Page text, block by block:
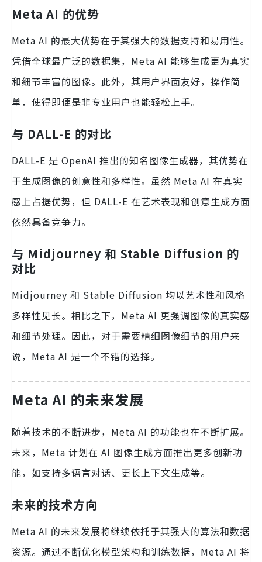
Meta AI 的优势
Meta AI 的最大优势在于其强大的数据支持和易用性。
凭借全球最广泛的数据集，Meta AI 能够生成更为真实
和细节丰富的图像。此外，其用户界面友好，操作简
单，使得即便是非专业用户也能轻松上手。
与 DALL-E 的对比
DALL-E 是 OpenAI 推出的知名图像生成器，其优势在
于生成图像的创意性和多样性。虽然 Meta AI 在真实
感上占据优势，但 DALL-E 在艺术表现和创意生成方面
依然具备竞争力。
与 Midjourney 和 Stable Diffusion 的
对比
Midjourney 和 Stable Diffusion 均以艺术性和风格
多样性见长。相比之下，Meta AI 更强调图像的真实感
和细节处理。因此，对于需要精细图像细节的用户来
说，Meta AI 是一个不错的选择。
Meta AI 的未来发展
随着技术的不断进步，Meta AI 的功能也在不断扩展。
未来，Meta 计划在 AI 图像生成方面推出更多创新功
能，如支持多语言对话、更长上下文生成等。
未来的技术方向
Meta AI 的未来发展将继续依托于其强大的算法和数据
资源。通过不断优化模型架构和训练数据，Meta AI 将